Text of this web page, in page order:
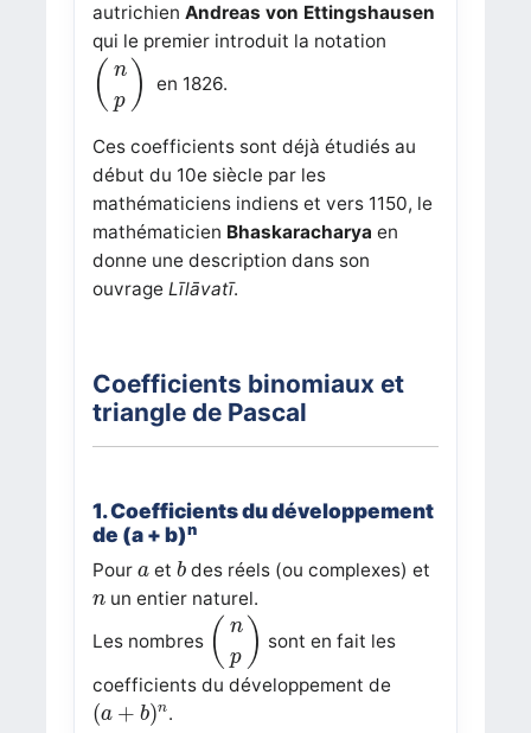
autrichien Andreas von Ettingshausen
qui le premier introduit la notation
( n
p )
(np)
en 1826.
Ces coefficients sont déjà étudiés au
début du 10e siècle par les
mathématiciens indiens et vers 1150, le
mathématicien Bhaskaracharya en
donne une description dans son
ouvrage Līlāvatī.
Coefficients binomiaux et
triangle de Pascal
1. Coefficients du développement
de (a + b)n
Pour a
aet b
bdes réels (ou complexes) et
n
nun entier naturel.
Les nombres ( n
p )
(np)
sont en fait les
coefficients du développement de
(a + b)n
( a + b)n .